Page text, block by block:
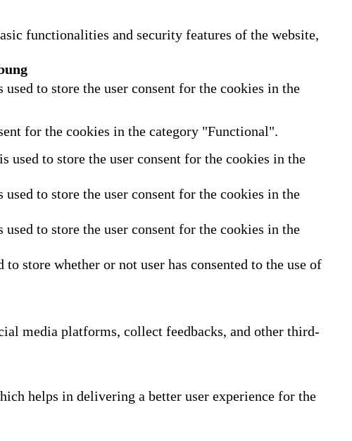
functionalities and security features of the website,
to store the user consent for the cookies in the
for the cookies in the category "Functional".
used to store the user consent for the cookies in the
to store the user consent for the cookies in the
to store the user consent for the cookies in the
store whether or not user has consented to the use of
media platforms, collect feedbacks, and other third-
helps in delivering a better user experience for the